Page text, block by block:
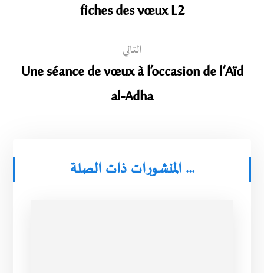
fiches des vœux L2
التالي
Une séance de vœux à l’occasion de l’Aïd
al-Adha
المنشورات ذات الصلة ...